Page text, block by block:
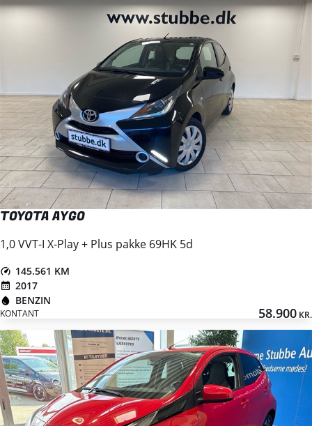
TOYOTA AYGO
1,0 VVT-I X-Play + Plus pakke 69HK 5d
145.561 KM
2017
BENZIN
KONTANT 58.900 KR.